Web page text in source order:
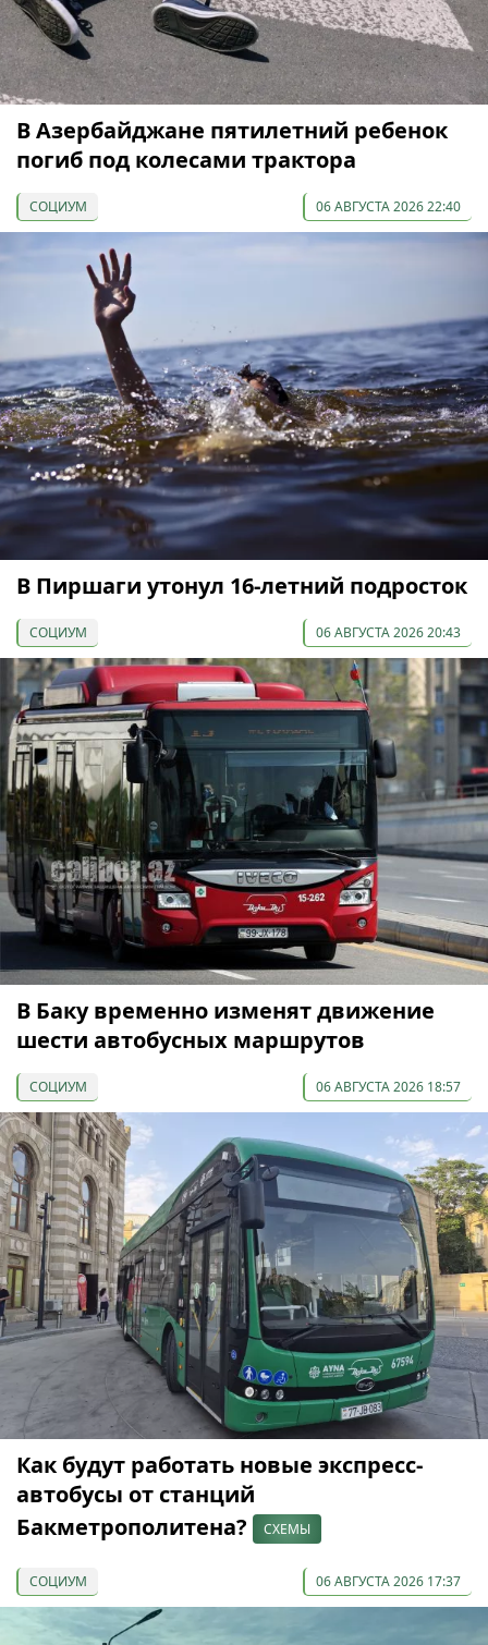
В Азербайджане пятилетний ребенок
погиб под колесами трактора
СОЦИУМ 06 АВГУСТА 2026 22:40
В Пиршаги утонул 16-летний подросток
СОЦИУМ 06 АВГУСТА 2026 20:43
В Баку временно изменят движение
шести автобусных маршрутов
СОЦИУМ 06 АВГУСТА 2026 18:57
Как будут работать новые экспресс-
автобусы от станций
Бакметрополитена?
СХЕМЫ
СОЦИУМ 06 АВГУСТА 2026 17:37